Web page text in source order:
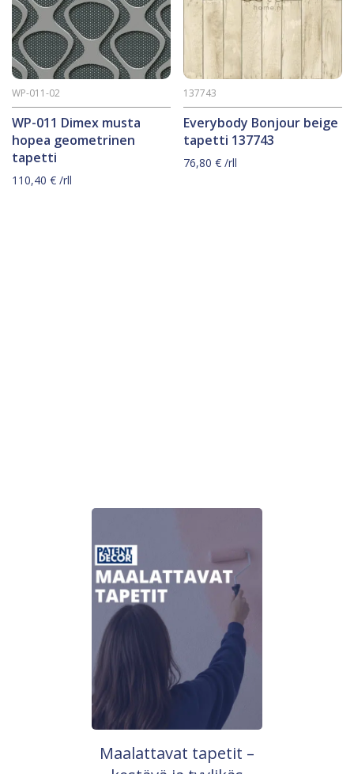
WP-011 Dimex musta
hopea geometrinen
tapetti
WP-011-02
110,40 € /rll
Everybody Bonjour beige
tapetti 137743
137743
76,80€ /rll
Maalattavat tapetit –